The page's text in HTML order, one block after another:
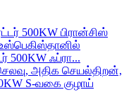
500KW ஃப்ரா...